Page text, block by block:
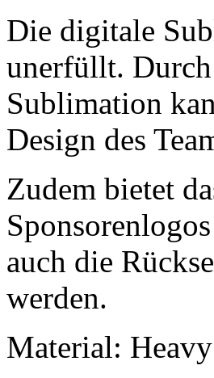
Die digitale
unerfüllt.
Sublimation
Design des
Zudem bietet
auch die
werden.
Material: